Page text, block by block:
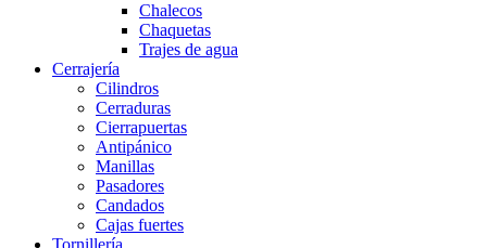
Chalecos
Chaquetas
Trajes de agua
Cerrajería
Cilindros
Cerraduras
Cierrapuertas
Antipánico
Manillas
Pasadores
Candados
Cajas fuertes
Tornillería